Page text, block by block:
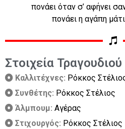
πονάει όταν σ’ αφήνει
πονάει η αγάπη
Στοιχεία Τραγουδιού
Καλλιτέχνες: Ρόκκος
Συνθέτης: Ρόκκος Στέλιος
Άλμπουμ: Αγέρας
Στιχουργός: Ρόκκος Στέλιος